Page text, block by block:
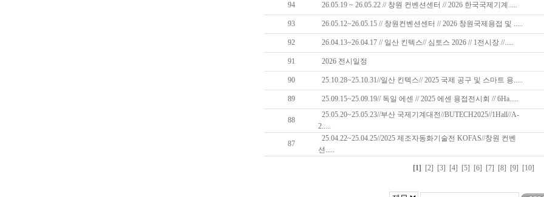
94 26.05.19 ~ 26.05.22 // 창원 컨벤션센터 // 2026 한국국제기계.....
93 26.05.12~26.05.15 // 창원컨벤션센터 // 2026 창원국제용접 및 .....
92 26.04.13~26.04.17 // 일산 킨텍스// 심토스 2026 // 1전시장 //.....
91 2026 전시일정
90 25.10.28~25.10.31//일산 킨텍스// 2025 국제 공구 및 스마트 용.....
89 25.09.15~25.09.19// 독일 에센 // 2025 에센 용접전시회 // 6Ha.....
88
25.05.20~25.05.23//부산 국제기계대전//BUTECH2025//1Hall//A-
2.....
87
25.04.22~25.04.25//2025 제조자동화기술전 KOFAS//창원 컨벤
션.....
[1] [2] [3] [4] [5] [6] [7] [8] [9] [10]